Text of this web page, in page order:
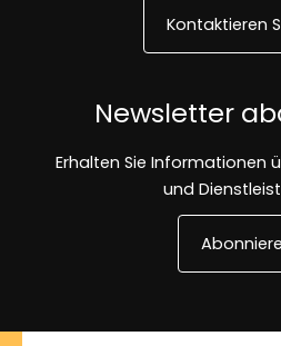
Kontaktieren
Newsletter
Erhalten Sie Informationen
und